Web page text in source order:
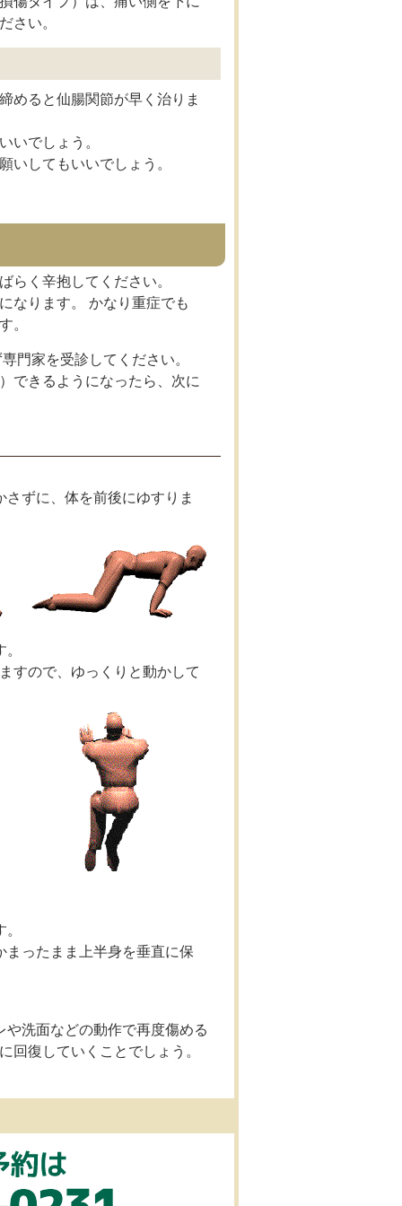
さい。
めると仙腸関節が早く治りま
いでしょう。
いしてもいいでしょう。
らく辛抱してください。
なります。 かなり重症でも
。
門家を受診してください。
できるようになったら、次に
ずに、体を前後にゆすりま
すので、ゆっくりと動かして
ったまま上半身を垂直に保
洗面などの動作で再度傷める
回復していくことでしょう。